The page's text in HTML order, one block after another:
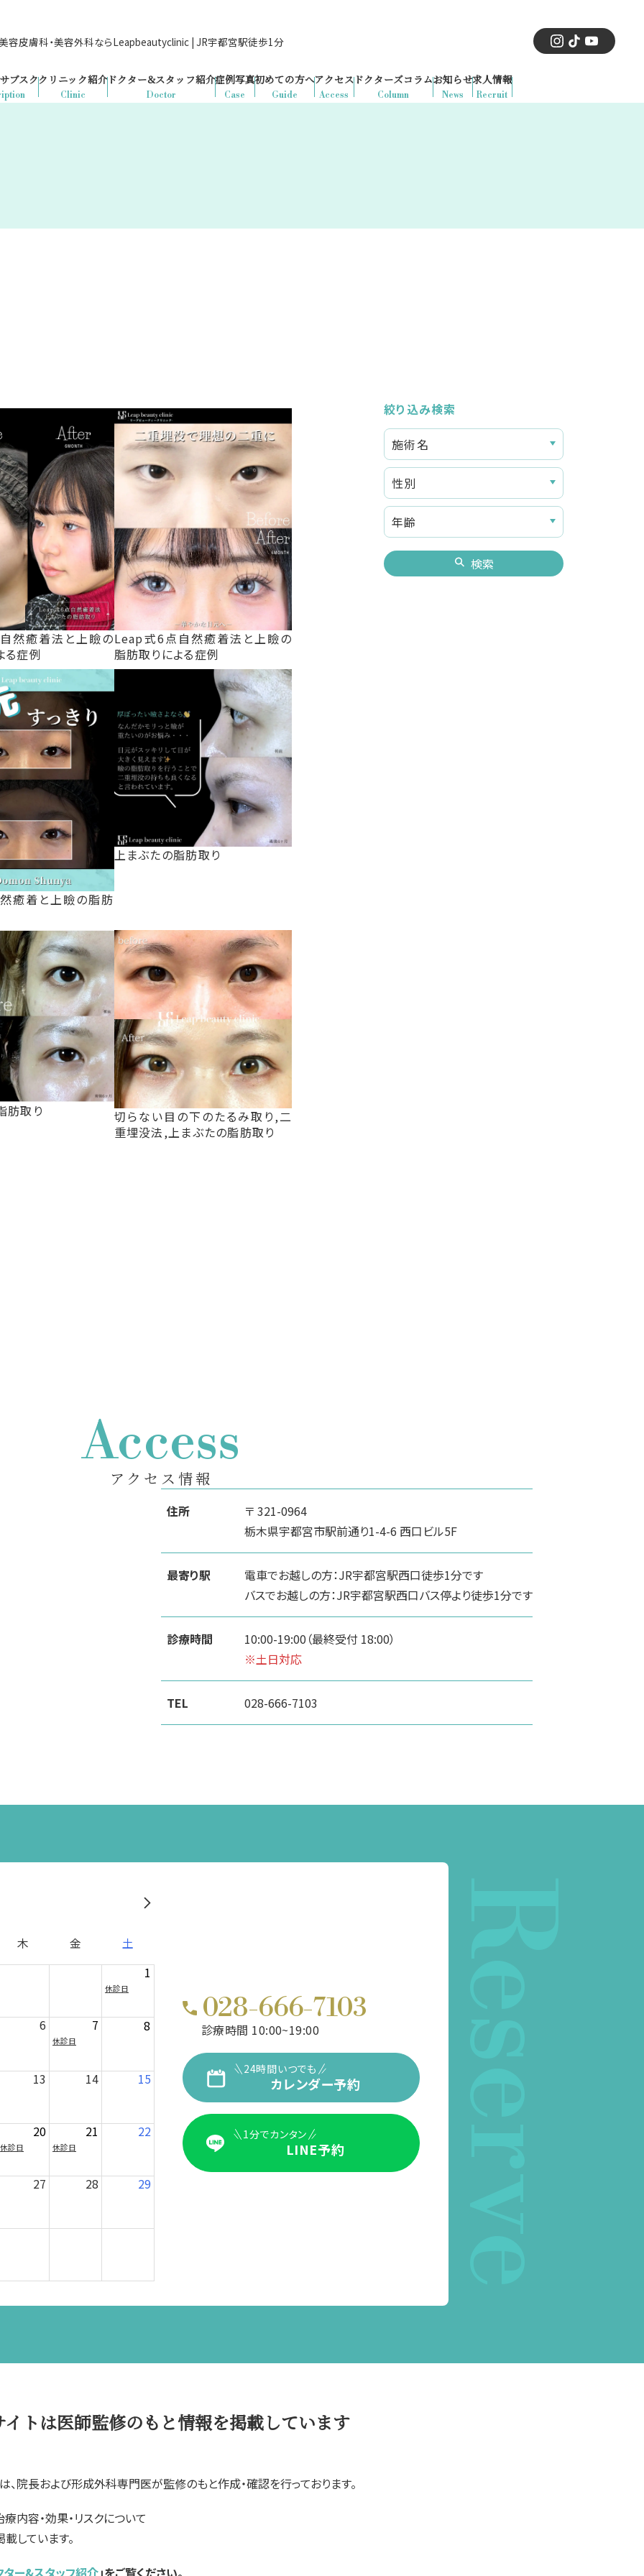
容皮膚科・美容外科ならLeapbeautyclinic | JR宇都宮駅徒歩1分
ブスク
Clinic
クリニック紹介
Doctor
ドクター&スタッフ紹介
Case
症例写真
Guide
初めての方へ
Access
アクセス
Column
ドクターズコラム
News
お知らせ
Recruit
求人情報
然癒着法と上瞼の
る症例
Leap式6点自然癒着法と上瞼の
脂肪取りによる症例
癒着と上瞼の脂肪
上まぶたの脂肪取り
肪取り
切らない目の下のたるみ取り,二
重埋没法,上まぶたの脂肪取り
絞り込み検索
検索
Access
アクセス情報
住所
〒 321-0964
栃木県宇都宮市駅前通り1-4-6 西口ビル5F
最寄り駅
電車でお越しの方：JR宇都宮駅西口徒歩1分です
バスでお越しの方：JR宇都宮駅西口バス停より徒歩1分です
診療時間
10:00-19:00（最終受付 18:00）
※土日対応
TEL 028-666-7103
木 金
土
1
休診日
6 7
休診日
8
13 14 15
20
休診日
21
休診日
22
27 28 29
028-666-7103
診療時間 10:00~19:00
24時間いつでも
カレンダー予約
1分でカンタン
LINE予約
イトは医師監修のもと情報を掲載しています
院長および形成外科専門医が監修のもと作成・確認を行っております。
内容・効果・リスクについて
しています。
ター&スタッフ紹介」をご覧ください。